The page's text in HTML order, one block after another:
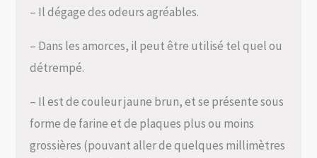
– Il dégage des odeurs agréables.
– Dans les amorces, il peut être utilisé tel quel ou
détrempé.
– Il est de couleur jaune brun, et se présente sous
forme de farine et de plaques plus ou moins
grossières (pouvant aller de quelques millimètres